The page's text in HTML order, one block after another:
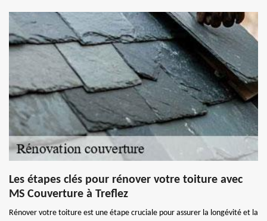
Les étapes clés pour rénover votre toiture avec
MS Couverture à Treflez
Rénover votre toiture est une étape cruciale pour assurer la longévité et la